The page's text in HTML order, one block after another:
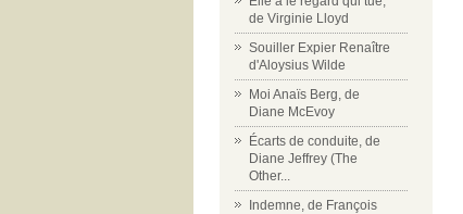
de Virginie Lloyd
Souiller Expier Renaître
d'Aloysius Wilde
Moi Anaïs Berg, de
Diane McEvoy
Écarts de conduite, de
Diane Jeffrey (The
Other...
Indemne, de François